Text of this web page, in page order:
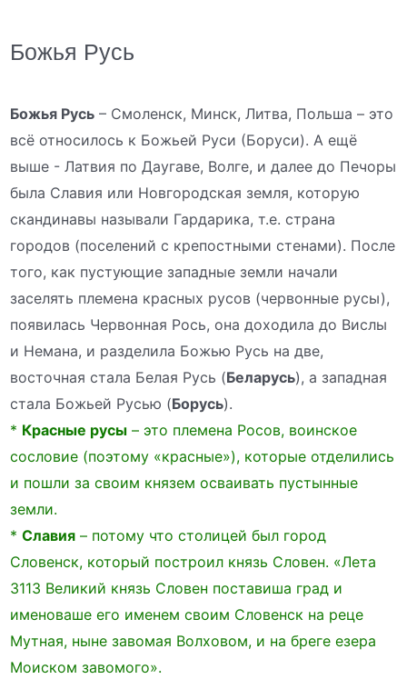
Божья Русь
Божья Русь – Смоленск, Минск, Литва, Польша – это
всё относилось к Божьей Руси (Боруси). А ещё
выше - Латвия по Даугаве, Волге, и далее до Печоры
была Славия или Новгородская земля, которую
скандинавы называли Гардарика, т.е. страна
городов (поселений с крепостными стенами). После
того, как пустующие западные земли начали
заселять племена красных русов (червонные русы),
появилась Червонная Рось, она доходила до Вислы
и Немана, и разделила Божью Русь на две,
восточная стала Белая Русь (Беларусь), а западная
стала Божьей Русью (Борусь).
* Красные русы – это племена Росов, воинское
сословие (поэтому «красные»), которые отделились
и пошли за своим князем осваивать пустынные
земли.
*Славия – потому что столицей был город
Словенск, который построил князь Словен. «Лета
3113 Великий князь Словен поставиша град и
именоваше его именем своим Словенск на реце
Мутная, ныне завомая Волховом, и на бреге езера
Моиском завомого».